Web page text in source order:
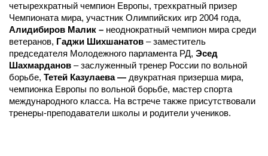
четырехкратный чемпион Европы, трехкратный призер
Чемпионата мира, участник Олимпийских игр 2004 года,
Алидибиров Малик – неоднократный чемпион мира среди
ветеранов, Гаджи Шихшанатов – заместитель
председателя Молодежного парламента РД, Эсед
Шахмарданов – заслуженный тренер России по вольной
борьбе, Тетей Казулаева — двукратная призерша мира,
чемпионка Европы по вольной борьбе, мастер спорта
международного класса. На встрече также присутствовали
тренеры-преподаватели школы и родители учеников.